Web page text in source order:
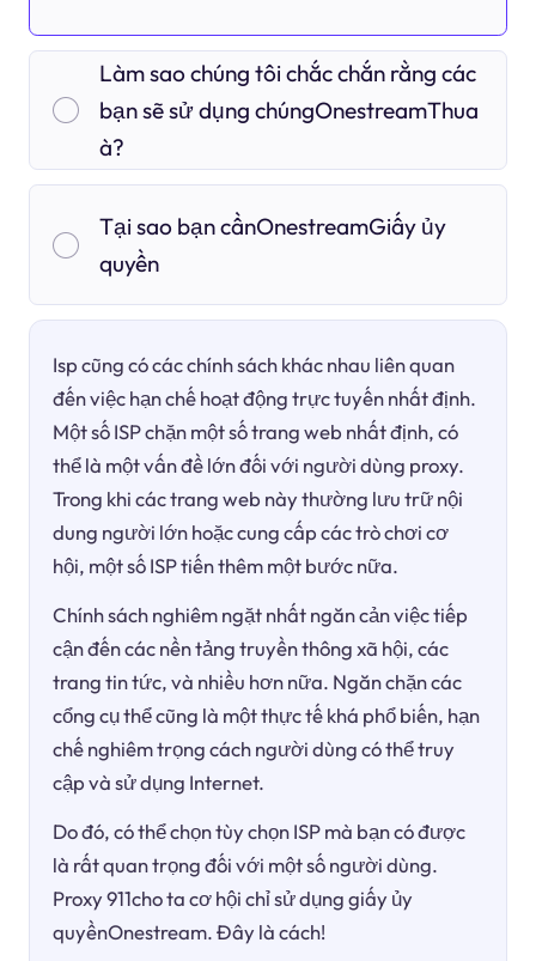
Làm sao chúng tôi chắc chắn rằng các
bạn sẽ sử dụng chúngOnestreamThua
à?
Tại sao bạn cầnOnestreamGiấy ủy
quyền
Isp cũng có các chính sách khác nhau liên quan
đến việc hạn chế hoạt động trực tuyến nhất định.
Một số ISP chặn một số trang web nhất định, có
thể là một vấn đề lớn đối với người dùng proxy.
Trong khi các trang web này thường lưu trữ nội
dung người lớn hoặc cung cấp các trò chơi cơ
hội, một số ISP tiến thêm một bước nữa.
Chính sách nghiêm ngặt nhất ngăn cản việc tiếp
cận đến các nền tảng truyền thông xã hội, các
trang tin tức, và nhiều hơn nữa. Ngăn chặn các
cổng cụ thể cũng là một thực tế khá phổ biến, hạn
chế nghiêm trọng cách người dùng có thể truy
cập và sử dụng Internet.
Do đó, có thể chọn tùy chọn ISP mà bạn có được
là rất quan trọng đối với một số người dùng.
Proxy 911cho ta cơ hội chỉ sử dụng giấy ủy
quyềnOnestream. Đây là cách!